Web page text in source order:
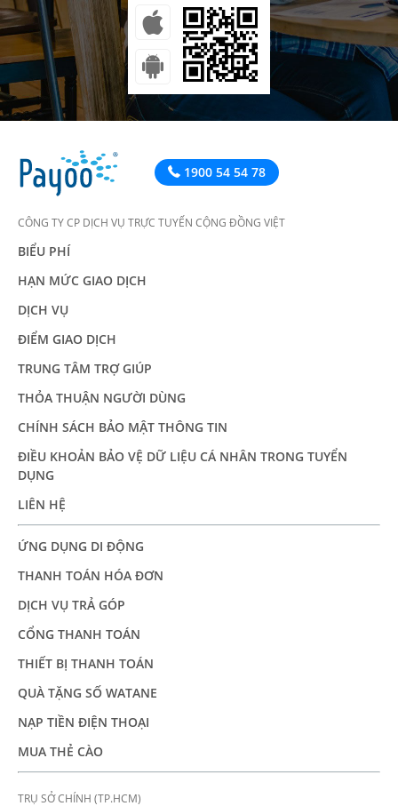
1900 54 54 78
CÔNG TY CP DỊCH VỤ TRỰC TUYẾN CỘNG ĐỒNG VIỆT
BIỂU PHÍ
HẠN MỨC GIAO DỊCH
DỊCH VỤ
ĐIỂM GIAO DỊCH
TRUNG TÂM TRỢ GIÚP
THỎA THUẬN NGƯỜI DÙNG
CHÍNH SÁCH BẢO MẬT THÔNG TIN
ĐIỀU KHOẢN BẢO VỆ DỮ LIỆU CÁ NHÂN TRONG TUYỂN
DỤNG
LIÊN HỆ
ỨNG DỤNG DI ĐỘNG
THANH TOÁN HÓA ĐƠN
DỊCH VỤ TRẢ GÓP
CỔNG THANH TOÁN
THIẾT BỊ THANH TOÁN
QUÀ TẶNG SỐ WATANE
NẠP TIỀN ĐIỆN THOẠI
MUA THẺ CÀO
TRỤ SỞ CHÍNH (TP.HCM)